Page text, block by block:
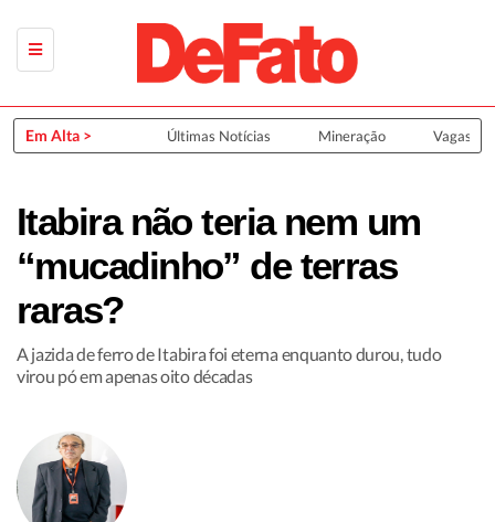
Em Alta > Últimas Notícias Mineração Vagas
Itabira não teria nem um
“mucadinho” de terras
raras?
A jazida de ferro de Itabira foi eterna enquanto durou, tudo
virou pó em apenas oito décadas